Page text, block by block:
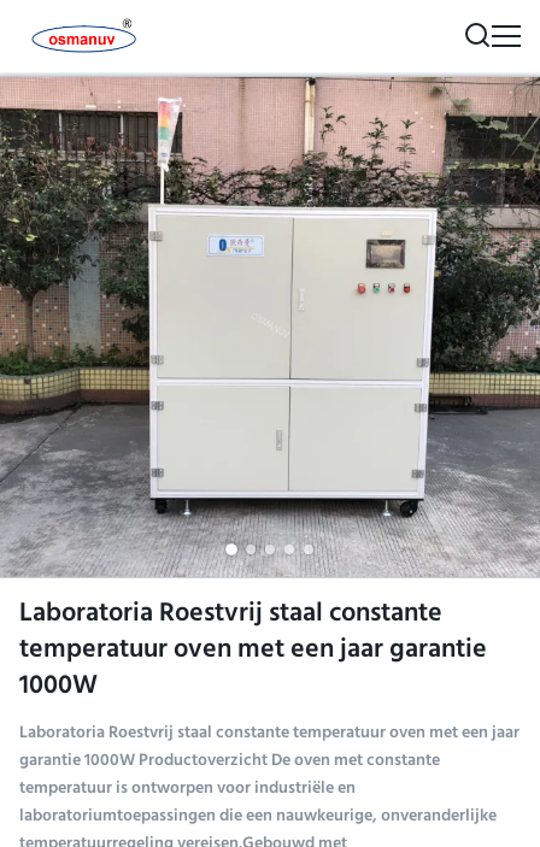
Laboratoria Roestvrij staal constante
temperatuur oven met een jaar garantie
1000W
Laboratoria Roestvrij staal constante temperatuur oven met een jaar
garantie 1000W Productoverzicht De oven met constante
temperatuur is ontworpen voor industriële en
laboratoriumtoepassingen die een nauwkeurige, onveranderlijke